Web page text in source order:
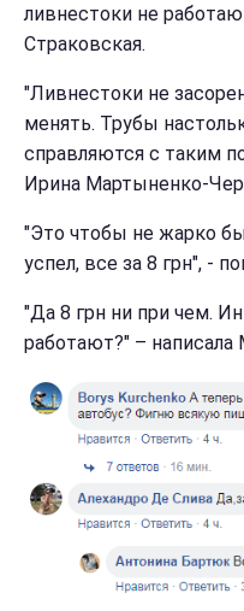
ливнестоки не
Страковская.
"Ливнестоки не
менять. Трубы
справляются с таким
Ирина Мартыненко-
"Это чтобы не жарко
успел, все за 8 грн", -
"Да 8 грн ни при чем.
работают?" –